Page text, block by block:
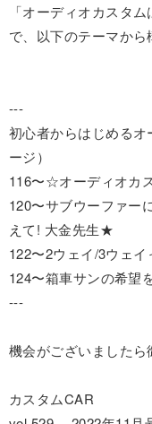
「オーディオカスタ
で、以下のテーマから
---
初心者からはじめる
ージ）
116〜☆オーディオカ
120〜サブウーファ
えて! 大金先生★
122〜2ウェイ/3ウェ
124〜箱車サンの希望
---
機会がございました
カスタムCAR